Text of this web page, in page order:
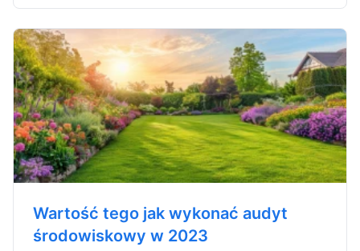
Wartość tego jak wykonać audyt
środowiskowy w 2023